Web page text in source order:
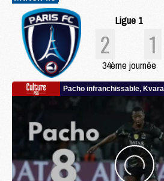
Ligue 1
2 1
34ème journée